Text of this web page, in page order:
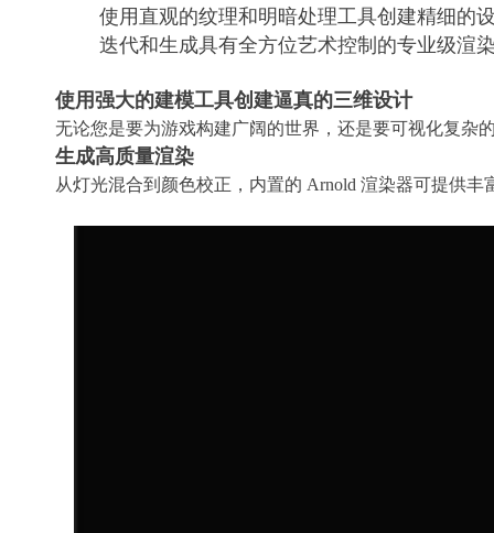
使用直观的纹理和明暗处理工具创建精细的
迭代和生成具有全方位艺术控制的专业级渲
使用强大的建模工具创建逼真的三维设计
无论您是要为游戏构建广阔的世界，还是要可视化复杂
生成高质量渲染
从灯光混合到颜色校正，内置的 Arnold 渲染器可提供